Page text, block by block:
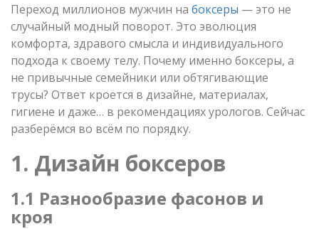
Переход миллионов мужчин на боксеры — это не
случайный модный поворот. Это эволюция
комфорта, здравого смысла и индивидуального
подхода к своему телу. Почему именно боксеры, а
не привычные семейники или обтягивающие
трусы? Ответ кроется в дизайне, материалах,
гигиене и даже… в рекомендациях урологов. Сейчас
разберёмся во всём по порядку.
1. Дизайн боксеров
1.1 Разнообразие фасонов и
кроя